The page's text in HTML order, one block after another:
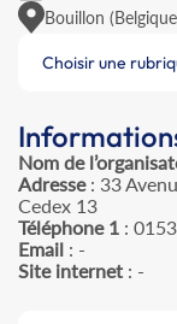
Bouillon
Choisir une
Nom de
Adresse: 33
Cedex 13
Téléphone 1 :
Email : -
Site internet : -